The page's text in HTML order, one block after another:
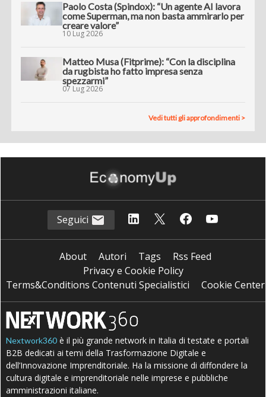
Paolo Costa (Spindox): “Un agente AI lavora
come Superman, ma non basta ammirarlo per
creare valore”
10 Lug 2026
Matteo Musa (Fitprime): “Con la disciplina
da rugbista ho fatto impresa senza
spezzarmi”
07 Lug 2026
Vedi tutti gli approfondimenti >
Seguici
About Autori Tags
Rss Feed
Privacy e Cookie Policy
Terms&Conditions Contenuti Specialistici
Cookie Center
Nextwork360 è il più grande network in Italia di testate e portali
B2B dedicati ai temi della Trasformazione Digitale e
dell’Innovazione Imprenditoriale. Ha la missione di diffondere la
cultura digitale e imprenditoriale nelle imprese e pubbliche
amministrazioni italiane.